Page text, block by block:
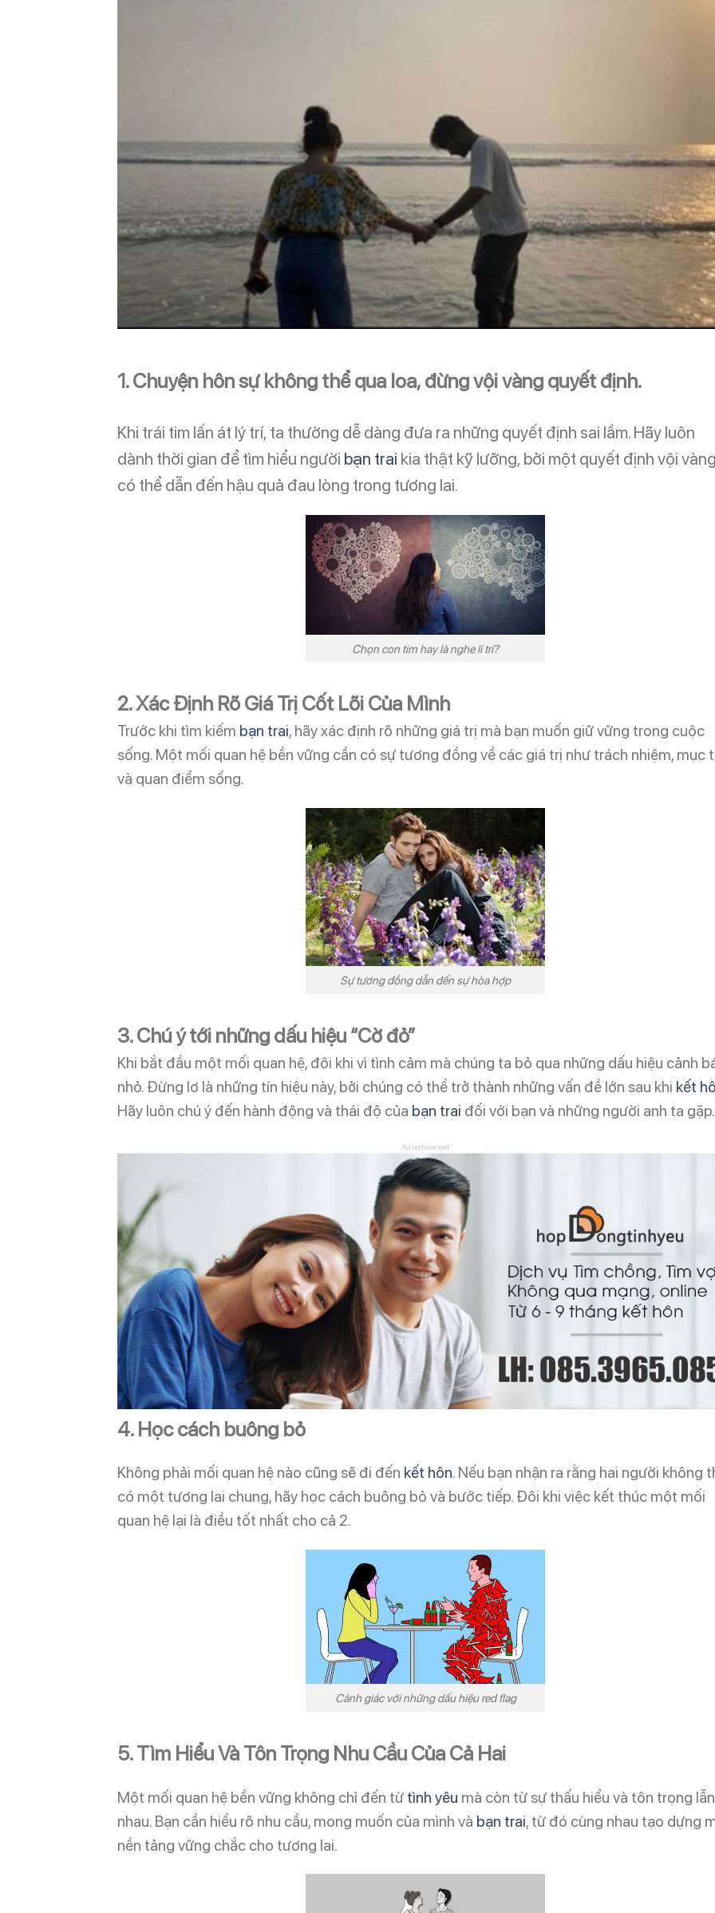
1. Chuyện hôn sự không thể qua loa, đừng vội vàng quyết định.
Khi trái tim lấn át lý trí, ta thường dễ dàng đưa ra những quyết định sai lầm. Hãy luôn
dành thời gian để tìm hiểu người bạn trai kia thật kỹ lưỡng, bởi một quyết định vội
có thể dẫn đến hậu quả đau lòng trong tương lai.
Chọn con tim hay là nghe lí trí?
2. Xác Định Rõ Giá Trị Cốt Lõi Của Mình
Trước khi tìm kiếm bạn trai, hãy xác định rõ những giá trị mà bạn muốn giữ vững trong cuộc
sống. Một mối quan hệ bền vững cần có sự tương đồng về các giá trị như trách nhiệm, mục
và quan điểm sống.
Sự tương đồng dẫn đến sự hòa hợp
3. Chú ý tới những dấu hiệu “Cờ đỏ”
Khi bắt đầu một mối quan hệ, đôi khi vì tình cảm mà chúng ta bỏ qua những dấu hiệu cảnh
nhỏ. Đừng lơ là những tín hiệu này, bởi chúng có thể trở thành những vấn đề lớn sau khi kết
Hãy luôn chú ý đến hành động và thái độ của bạn trai đối với bạn và những người anh ta gặp.
Advertisement
4. Học cách buông bỏ
Không phải mối quan hệ nào cũng sẽ đi đến kết hôn. Nếu bạn nhận ra rằng hai người không
có một tương lai chung, hãy học cách buông bỏ và bước tiếp. Đôi khi việc kết thúc một mối
quan hệ lại là điều tốt nhất cho cả 2.
Cảnh giác với những dấu hiệu red flag
5. Tìm Hiểu Và Tôn Trọng Nhu Cầu Của Cả Hai
Một mối quan hệ bền vững không chỉ đến từ tình yêu mà còn từ sự thấu hiểu và tôn trọng lẫn
nhau. Bạn cần hiểu rõ nhu cầu, mong muốn của mình và bạn trai, từ đó cùng nhau tạo dựng
nền tảng vững chắc cho tương lai.